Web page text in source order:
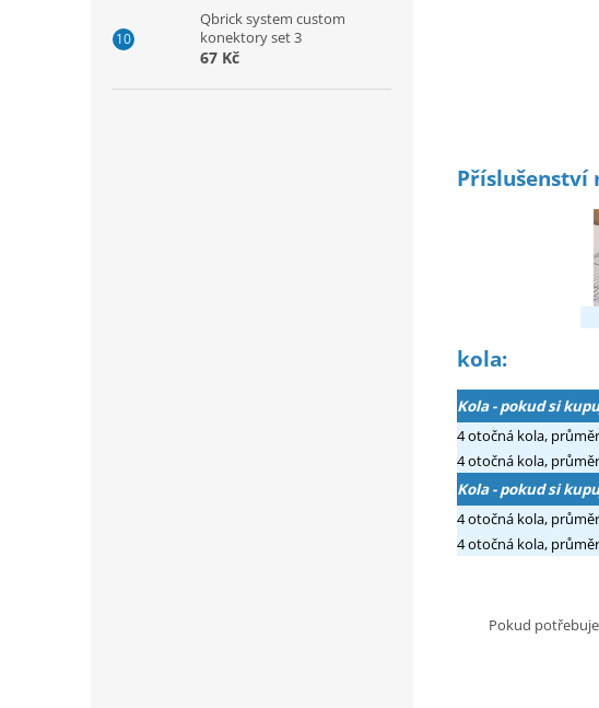
Qbrick system custom
konektory set 3
67 Kč
Příslušenství
kola:
Kola - pokud si
4 otočná kola,
4 otočná kola,
Kola - pokud si
4 otočná kola,
4 otočná kola,
Pokud